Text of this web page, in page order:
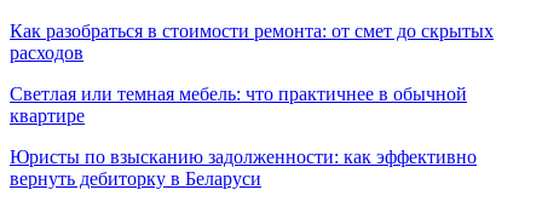
Как разобраться в стоимости ремонта: от смет до скрытых
расходов
Светлая или темная мебель: что практичнее в обычной
квартире
Юристы по взысканию задолженности: как эффективно
вернуть дебиторку в Беларуси